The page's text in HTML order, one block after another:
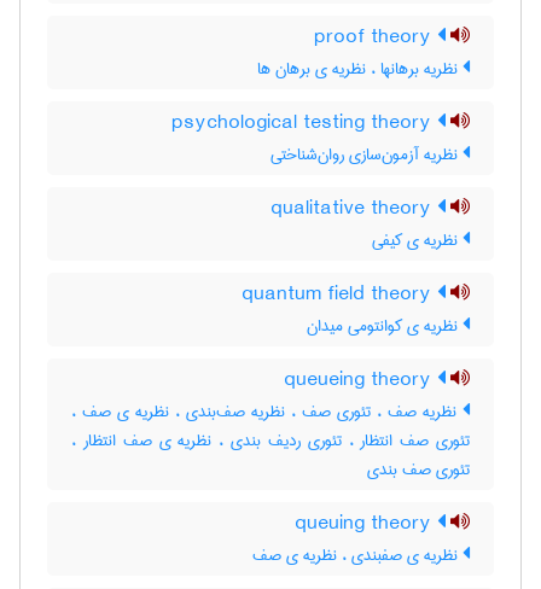
نظریه برهانها ، نظریه ی برهان ها
نظریه آزمون‌سازی روان‌شناختی
نظریه ی کیفی
نظریه ی کوانتومی میدان
نظریه صف ، تئوری صف ، نظریه صف‌بندی ، نظریه ی صف ،
تئوری صف انتظار ، تئوری ردیف بندی ، نظریه ی صف انتظار ،
تئوری صف بندی
نظریه ی صفبندی ، نظریه ی صف